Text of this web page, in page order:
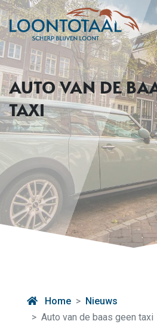
AUTO VAN DE
TAXI
Home
Nieuws
Auto van de baas geen taxi